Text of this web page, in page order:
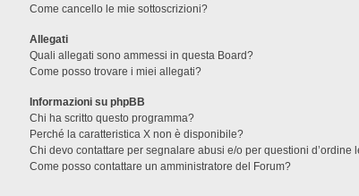
Come cancello le mie sottoscrizioni?
Allegati
Quali allegati sono ammessi in questa Board?
Come posso trovare i miei allegati?
Informazioni su phpBB
Chi ha scritto questo programma?
Perché la caratteristica X non è disponibile?
Chi devo contattare per segnalare abusi e/o per questioni d’ordine
Come posso contattare un amministratore del Forum?